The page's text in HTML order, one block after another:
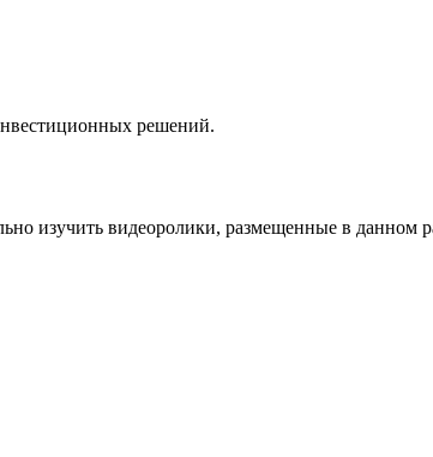
решений.
изучить видеоролики, размещенные в данном